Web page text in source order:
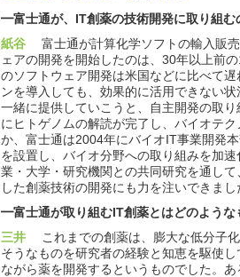
━富士通が、IT創薬の技術開発に取り組む
紙谷 富士通が計算化学ソフトの輸入販
ェアの開発を開始したのは、30年以上前
のソフトウェア開発は米国などに比べて
ンを導入しても、効果的に活用できない
一緒に提供していこうと、自主開発の取
にヒトゲノムの解読が完了し、バイオテ
か、富士通は2004年にバイオIT事業開発
を設置し、バイオ分野への取り組みを加
業・大学・研究機関との共同研究を通し
した創薬技術の開発にも力を注いできまし
━富士通が取り組むIT創薬とはどのような
三井 これまでの創薬は、膨大な低分子
そうなものを研究者の経験と知恵を駆使
ながら薬を開発するというものでした。